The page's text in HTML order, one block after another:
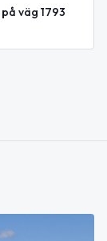
väg 1793